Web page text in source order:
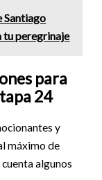
Santiago
tu peregrinaje
para
24
y
máximo de
algunos